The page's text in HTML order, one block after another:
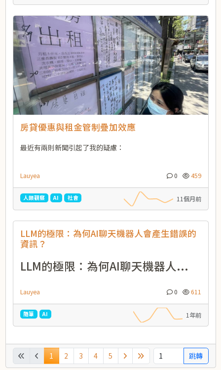
房貸優惠與租金管制疊加效應
最近有兩則新聞引起了我的疑慮：
Lauyea 0 459
人類觀察 AI 社會 11個月前
LLM的極限：為何AI聊天機器人會產生錯誤的
資訊？
LLM的極限：為何AI聊天機器人...
Lauyea 0 611
隨筆 AI 1年前
1 2 3 4 5